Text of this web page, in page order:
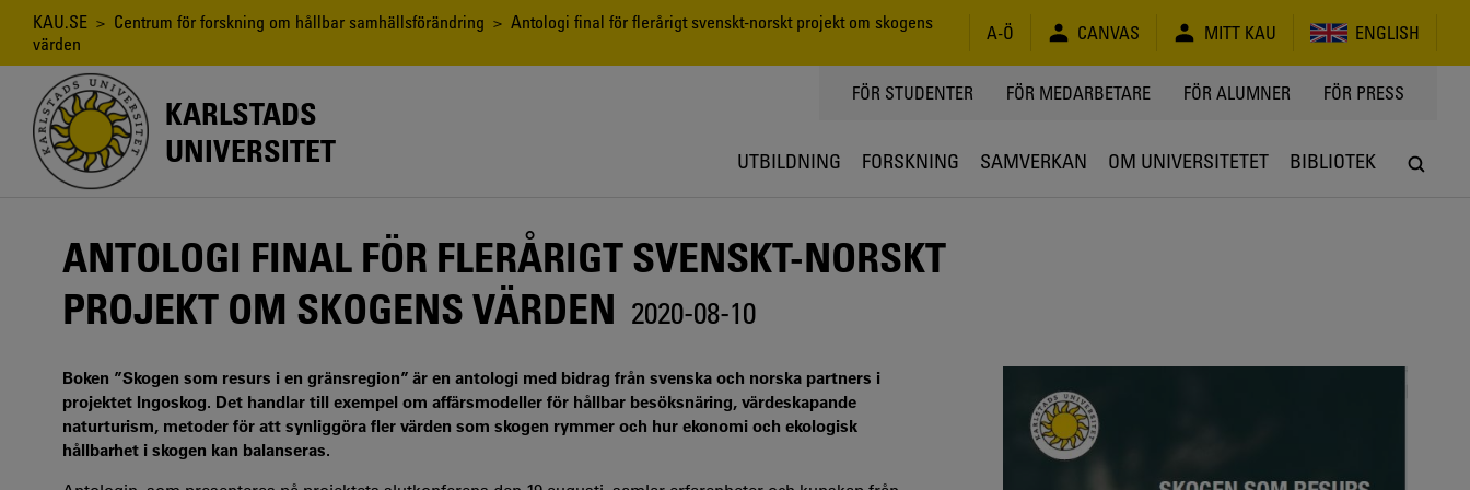
Hoppa
huvudinnehåll
Länkstig
KAU.SE > Centrum för forskning om hållbar samhällsförändring > Antologi final för flerårigt svenskt-norskt projekt om skogens
värden
A-Ö CANVAS MITT KAU ENGLISH
KARLSTADS
UNIVERSITET
TOPPMENY
FÖR STUDENTER FÖR MEDARBETARE FÖR ALUMNER FÖR PRESS
UTBILDNING FORSKNING SAMVERKAN OM UNIVERSITETET BIBLIOTEK
ANTOLOGI FINAL FÖR FLERÅRIGT SVENSKT-NORSKT
PROJEKT OM SKOGENS VÄRDEN 2020-08-10
Boken ”Skogen som resurs i en gränsregion” är en antologi med bidrag från svenska och norska partners i
projektet Ingoskog. Det handlar till exempel om affärsmodeller för hållbar besöksnäring, värdeskapande
naturturism, metoder för att synliggöra fler värden som skogen rymmer och hur ekonomi och ekologisk
hållbarhet i skogen kan balanseras.